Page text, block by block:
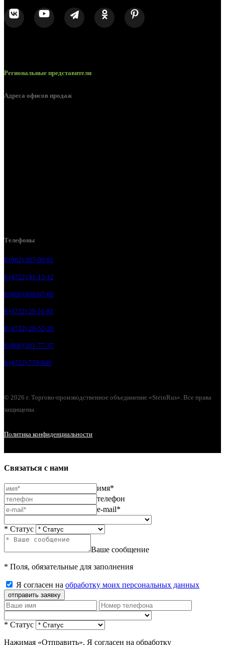
Региональные представители
Адреса офисов продаж
Телефоны
8 (962) 307-00-91
8 (4722) 41-13-12
8 (800) 600-07-00
8 (4722) 20-51-81
8 (4722) 20-52-26
8 (800) 301-77-37
8 (4722) 770-940
© 2026 г. Торгово-производственное объединение «SteinRus». Все права
защищены.
Политика конфиденциальности
Связаться с нами
имя*
телефон
e-mail*
* Статус
Ваше сообщение
* Поля, обязательные для заполнения
Я согласен на обработку моих персональных данных
отправить заявку
* Статус
Нажимая «Отправить», Я согласен на обработку